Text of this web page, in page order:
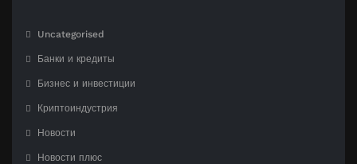
Uncategorised
Банки и кредиты
Бизнес и инвестиции
Криптоиндустрия
Новости
Новости плюс